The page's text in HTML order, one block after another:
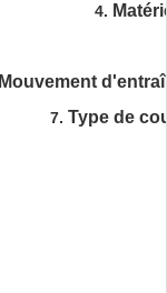
4.
Mouvement
7. Type de